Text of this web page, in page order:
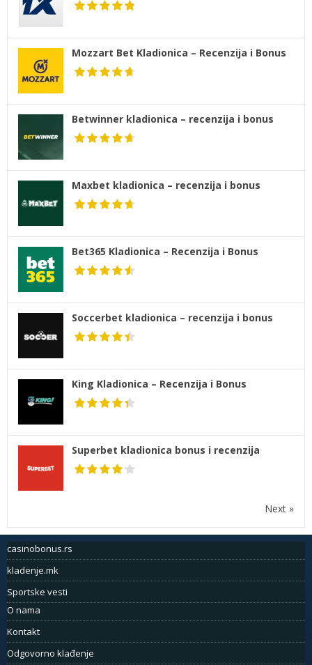
Mozzart Bet Kladionica – Recenzija i Bonus
Betwinner kladionica – recenzija i bonus
Maxbet kladionica – recenzija i bonus
Bet365 Kladionica – Recenzija i Bonus
Soccerbet kladionica – recenzija i bonus
King Kladionica – Recenzija i Bonus
Superbet kladionica bonus i recenzija
Next »
casinobonus.rs
kladenje.mk
Sportske vesti
O nama
Kontakt
Odgovorno klađenje